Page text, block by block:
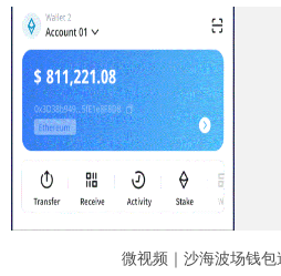
微视频｜沙海波场钱